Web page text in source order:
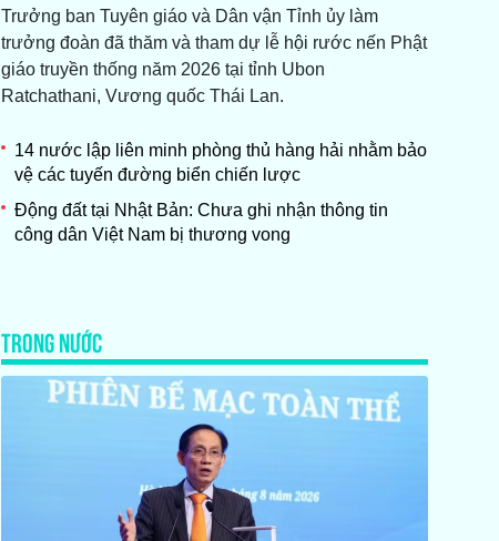
Trưởng ban Tuyên giáo và Dân vận Tỉnh ủy làm
trưởng đoàn đã thăm và tham dự lễ hội rước nến Phật
giáo truyền thống năm 2026 tại tỉnh Ubon
Ratchathani, Vương quốc Thái Lan.
14 nước lập liên minh phòng thủ hàng hải nhằm bảo
vệ các tuyến đường biển chiến lược
Động đất tại Nhật Bản: Chưa ghi nhận thông tin
công dân Việt Nam bị thương vong
TRONG NƯỚC